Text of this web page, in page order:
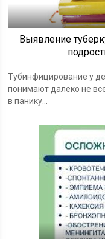
Выявление
Тубинфицирование у
понимают далеко не
в панику...